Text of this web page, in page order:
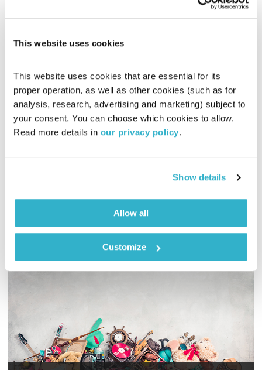
This website uses cookies
This website uses cookies that are essential for its
proper operation, as well as other cookies (such as for
analysis, research, advertising and marketing) subject to
your consent. You can choose which cookies to allow.
Read more details in our privacy policy.
Show details
Allow all
Customize
הגוטליבים
אורי גוטליבויריב גוטליב
26.02.15
00:57:54
הגוטליבים מחפשים את המהות הגדולה בתוך המילים הקטנות.